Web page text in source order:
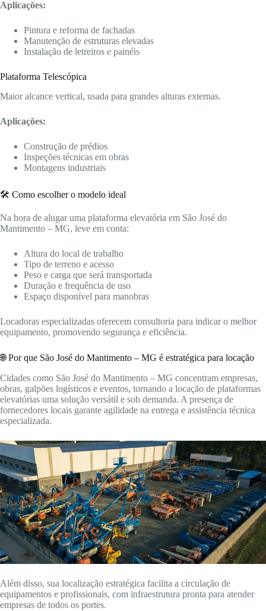
Aplicações:
Pintura e reforma de fachadas
Manutenção de estruturas elevadas
Instalação de letreiros e painéis
Plataforma Telescópica
Maior alcance vertical, usada para grandes alturas externas.
Aplicações:
Construção de prédios
Inspeções técnicas em obras
Montagens industriais
🛠️ Como escolher o modelo ideal
Na hora de alugar uma plataforma elevatória em São José do
Mantimento – MG, leve em conta:
Altura do local de trabalho
Tipo de terreno e acesso
Peso e carga que será transportada
Duração e frequência de uso
Espaço disponível para manobras
Locadoras especializadas oferecem consultoria para indicar o melhor
equipamento, promovendo segurança e eficiência.
🌐 Por que São José do Mantimento – MG é estratégica para locação
Cidades como São José do Mantimento – MG concentram empresas,
obras, galpões logísticos e eventos, tornando a locação de plataformas
elevatórias uma solução versátil e sob demanda. A presença de
fornecedores locais garante agilidade na entrega e assistência técnica
especializada.
Além disso, sua localização estratégica facilita a circulação de
equipamentos e profissionais, com infraestrutura pronta para atender
empresas de todos os portes.